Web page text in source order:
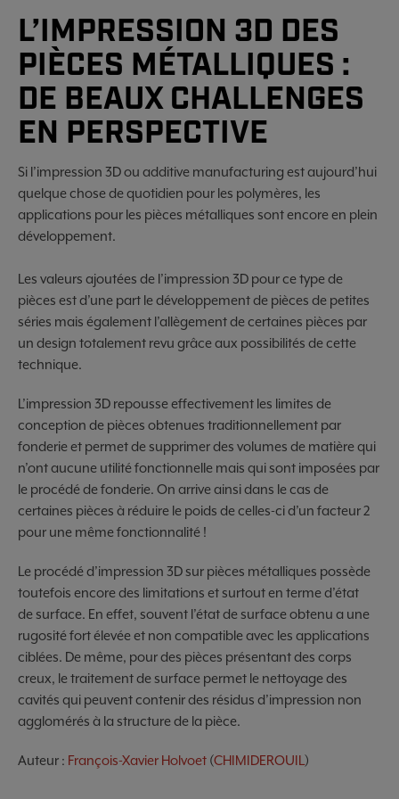
L’IMPRESSION 3D DES
PIÈCES MÉTALLIQUES :
DE BEAUX CHALLENGES
EN PERSPECTIVE
Si l’impression 3D ou additive manufacturing est aujourd’hui
quelque chose de quotidien pour les polymères, les
applications pour les pièces métalliques sont encore en plein
développement.
Les valeurs ajoutées de l’impression 3D pour ce type de
pièces est d’une part le développement de pièces de petites
séries mais également l’allègement de certaines pièces par
un design totalement revu grâce aux possibilités de cette
technique.
L’impression 3D repousse effectivement les limites de
conception de pièces obtenues traditionnellement par
fonderie et permet de supprimer des volumes de matière qui
n’ont aucune utilité fonctionnelle mais qui sont imposées par
le procédé de fonderie. On arrive ainsi dans le cas de
certaines pièces à réduire le poids de celles-ci d’un facteur 2
pour une même fonctionnalité !
Le procédé d’impression 3D sur pièces métalliques possède
toutefois encore des limitations et surtout en terme d’état
de surface. En effet, souvent l’état de surface obtenu a une
rugosité fort élevée et non compatible avec les applications
ciblées. De même, pour des pièces présentant des corps
creux, le traitement de surface permet le nettoyage des
cavités qui peuvent contenir des résidus d’impression non
agglomérés à la structure de la pièce.
Auteur : François-Xavier Holvoet (CHIMIDEROUIL )